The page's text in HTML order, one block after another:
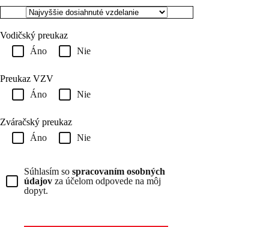
Vodičský preukaz
Áno
Nie
Preukaz VZV
Áno
Nie
Zváračský preukaz
Áno
Nie
Súhlasím so spracovaním osobných
údajov za účelom odpovede na môj
dopyt.